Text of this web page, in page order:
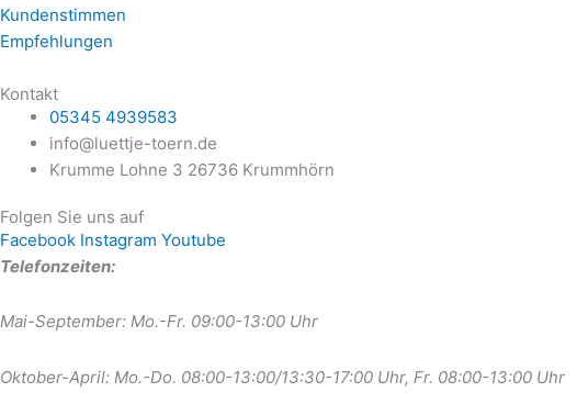
Kundenstimmen
Empfehlungen
Kontakt
05345 4939583
info@luettje-toern.de
Krumme Lohne 3 26736 Krummhörn
Folgen Sie uns auf
Facebook Instagram Youtube
Telefonzeiten:
Mai-September: Mo.-Fr. 09:00-13:00 Uhr
Oktober-April: Mo.-Do. 08:00-13:00/13:30-17:00 Uhr, Fr. 08:00-13:00 Uhr